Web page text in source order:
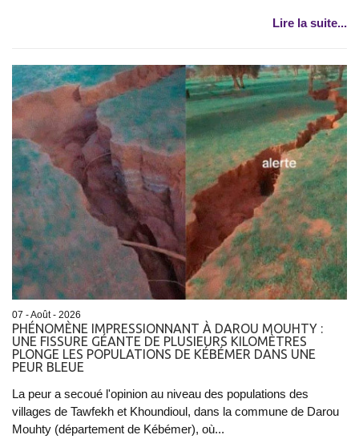
Lire la suite...
07 - Août - 2026
PHÉNOMÈNE IMPRESSIONNANT À DAROU MOUHTY :
UNE FISSURE GÉANTE DE PLUSIEURS KILOMÈTRES
PLONGE LES POPULATIONS DE KÉBÉMER DANS UNE
PEUR BLEUE
La peur a secoué l'opinion au niveau des populations des
villages de Tawfekh et Khoundioul, dans la commune de Darou
Mouhty (département de Kébémer), où...